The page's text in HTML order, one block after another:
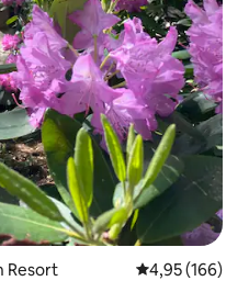
Resort Évaluation
4,95 (166)